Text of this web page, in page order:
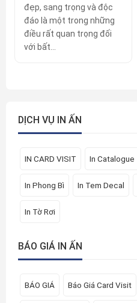
đẹp, sang trọng và độc
đáo là một trong những
điều rất quan trọng đối
với bất...
DỊCH VỤ IN ẤN
IN CARD VISIT In Catalogue
In Phong Bì In Tem Decal
In Tờ Rơi
BÁO GIÁ IN ẤN
BÁO GIÁ Báo Giá Card Visit